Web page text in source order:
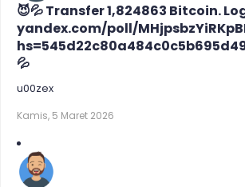
😈💦 Transfer 1,824863 Bitcoin.
yandex.com/poll/
💦
u00zex
Kamis, 5 Maret 2026